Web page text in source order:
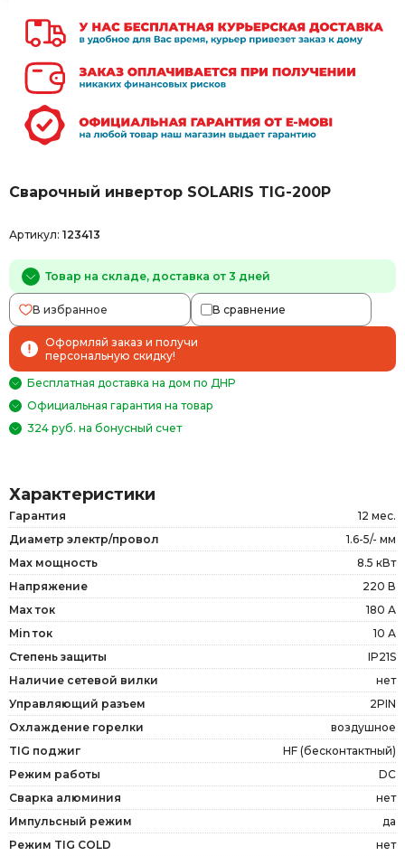
Сварочный инвертор SOLARIS TIG-200P
Артикул: 123413
Товар на складе, доставка от 3 дней
В избранное В сравнение
Оформляй заказ и получи
персональную скидку!
Бесплатная доставка на дом по ДНР
Официальная гарантия на товар
324 руб. на бонусный счет
Характеристики
Гарантия
12 мес.
Диаметр электр/провол
1.6-5/- мм
Max мощность
8.5 кВт
Напряжение
220 В
Max ток
180 А
Min ток
10 А
Степень защиты
IP21S
Наличие сетевой вилки
нет
Управляющий разъем
2PIN
Охлаждение горелки
воздушное
TIG поджиг
HF (бесконтактный)
Режим работы
DC
Сварка алюминия
нет
Импульсный режим
да
Режим TIG COLD
нет